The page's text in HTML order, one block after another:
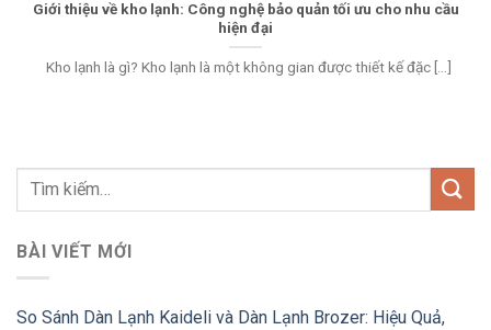
Giới thiệu về kho lạnh: Công nghệ bảo quản tối ưu cho nhu cầu
hiện đại
Kho lạnh là gì? Kho lạnh là một không gian được thiết kế đặc [...]
BÀI VIẾT MỚI
So Sánh Dàn Lạnh Kaideli và Dàn Lạnh Brozer: Hiệu Quả,